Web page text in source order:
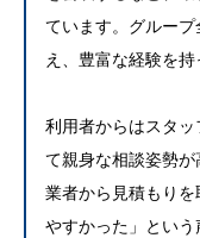
ています。グルー
え、豊富な経験を持
利用者からはスタ
て親身な相談姿勢
業者から見積もり
やすかった」とい